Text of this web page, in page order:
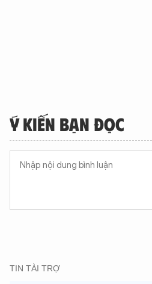
Ý KIẾN BẠN ĐỌC